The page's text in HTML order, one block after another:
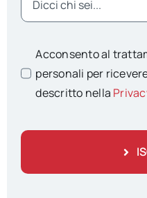
Acconsento al
personali per
descritto nella